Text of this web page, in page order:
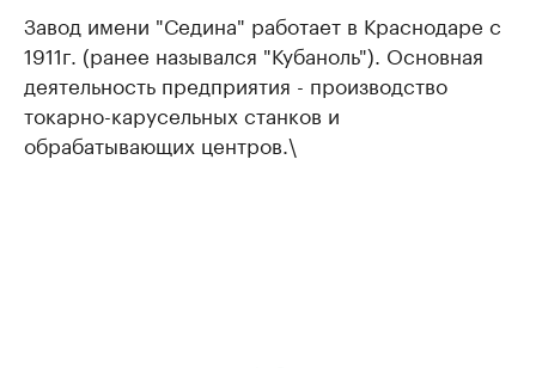
Завод имени "Седина" работает в Краснодаре с
1911г. (ранее назывался "Кубаноль"). Основная
деятельность предприятия - производство
токарно-карусельных станков и
обрабатывающих центров.\